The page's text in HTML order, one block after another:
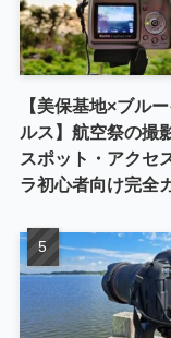
【美保基地×ブル
ルス】航空祭の撮
スポット・アクセ
ラ初心者向け完全